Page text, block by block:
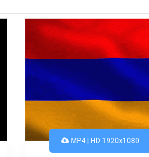
MP4 | HD 1920x1080